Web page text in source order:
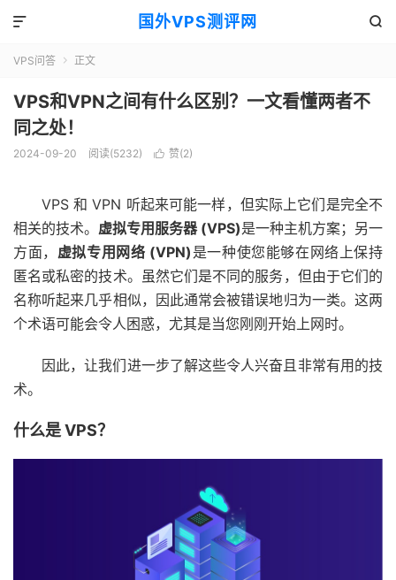
国外VPS测评网 

VPS问答  正文
VPS和VPN之间有什么区别？一文看懂两者不
同之处！
2024-09-20 阅读(5232)  赞(2)
VPS 和 VPN 听起来可能一样，但实际上它们是完全不
相关的技术。 虚拟专用服务器 (VPS)是一种主机方案；另一
方面， 虚拟专用网络 (VPN) 是一种使您能够在网络上保持
匿名或私密的技术。虽然它们是不同的服务，但由于它们的
名称听起来几乎相似，因此通常会被错误地归为一类。这两
个术语可能会令人困惑，尤其是当您刚刚开始上网时。
因此，让我们进一步了解这些令人兴奋且非常有用的技
术。
什么是 VPS？